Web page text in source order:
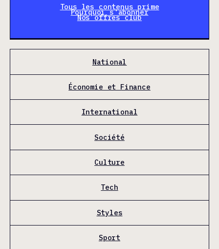
Tous les contenus prime
Pourquoi s'abonner
Nos offres club
National
Économie et Finance
International
Société
Culture
Tech
Styles
Sport